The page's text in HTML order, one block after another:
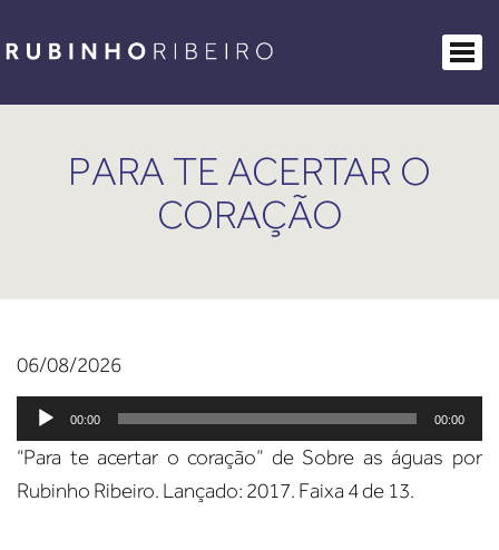
SOBRE AS ÁGUASPARA TE ACERTAR O
CORAÇÃO
06/08/2026
Tocador
de
áudio
00:00 00:00
“Para te acertar o coração” de Sobre as águas por
Rubinho Ribeiro. Lançado: 2017. Faixa 4 de 13.